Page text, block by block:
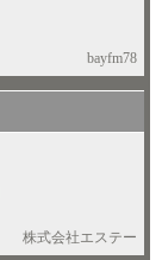
bayfm78
株式会社エステー